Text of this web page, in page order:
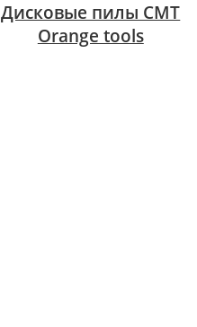
Дисковые пилы CMT
Orange tools